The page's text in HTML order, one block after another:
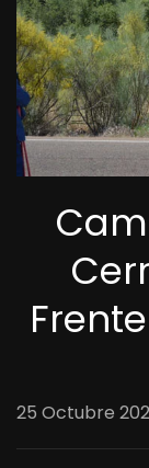
25 Octubre